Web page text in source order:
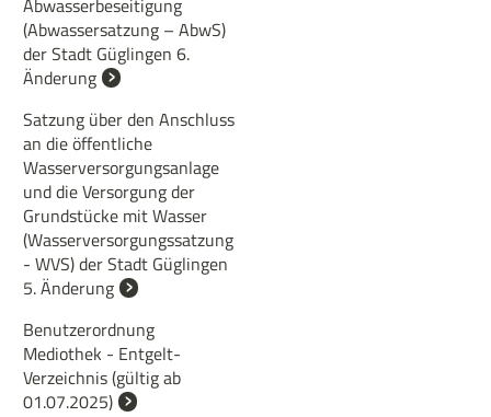
Abwasserbeseitigung
(Abwassersatzung – AbwS)
der Stadt Güglingen 6.
Änderung
Satzung über den Anschluss
an die öffentliche
Wasserversorgungsanlage
und die Versorgung der
Grundstücke mit Wasser
(Wasserversorgungssatzung
- WVS) der Stadt Güglingen
5. Änderung
Benutzerordnung
Mediothek - Entgelt-
Verzeichnis (gültig ab
01.07.2025)